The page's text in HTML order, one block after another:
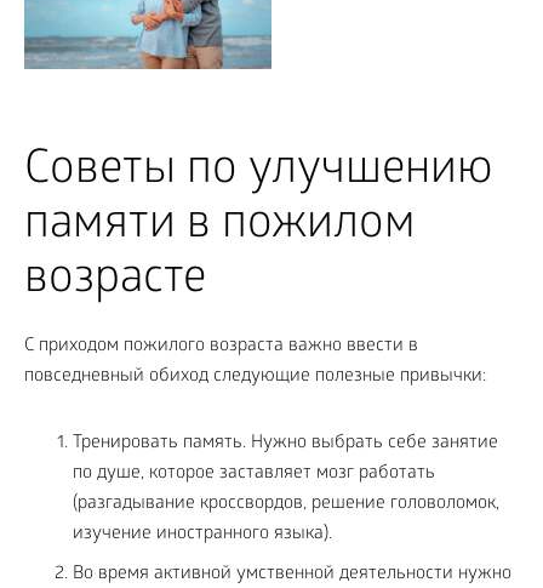
Советы по улучшению
памяти в пожилом
возрасте
С приходом пожилого возраста важно ввести в
повседневный обиход следующие полезные привычки:
Тренировать память. Нужно выбрать себе занятие
по душе, которое заставляет мозг работать
(разгадывание кроссвордов, решение головоломок,
изучение иностранного языка).
Во время активной умственной деятельности нужно